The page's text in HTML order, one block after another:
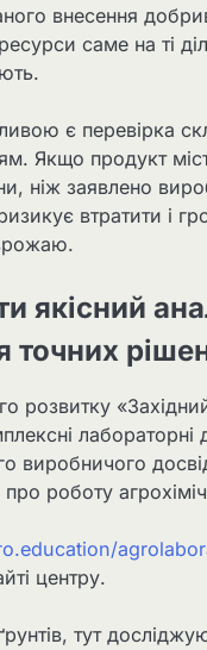
внесення
саме на ті
є перевірка
Якщо продукт
ніж заявлено
втратити і
якісний
точних
розвитку
лабораторні
виробничого
роботу
центру.
тут